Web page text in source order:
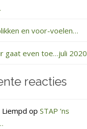
en voor-voelen…
gaat even toe…juli 2020
reacties
Liempd op STAP ‘ns